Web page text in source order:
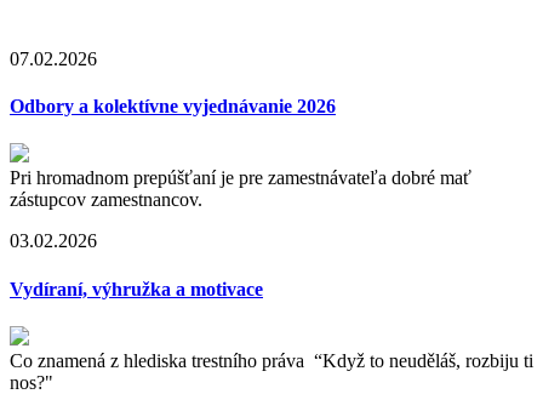
07.02.2026
Odbory a kolektívne vyjednávanie 2026
Pri hromadnom prepúšťaní je pre zamestnávateľa dobré mať
zástupcov zamestnancov.
03.02.2026
Vydíraní, výhružka a motivace
Co znamená z hlediska trestního práva “Když to neuděláš, rozbiju ti
nos?"